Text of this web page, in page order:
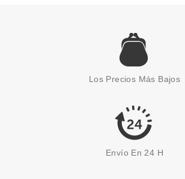
CHRISTIAN DIOR
CHRISTIAN DIOR DIOR
FOREVER SKIN CORRECT 7N
31.12€
Los Precios Más Bajos
Envío En 24 H